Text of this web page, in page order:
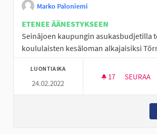
Marko Paloniemi
ETENEE ÄÄNESTYKSEEN
Seinäjoen kaupungin asukasbudjetilla
koululaisten kesäloman alkajaisiksi
LUONTIAIKA
24.02.2022
17 17
SEURAA